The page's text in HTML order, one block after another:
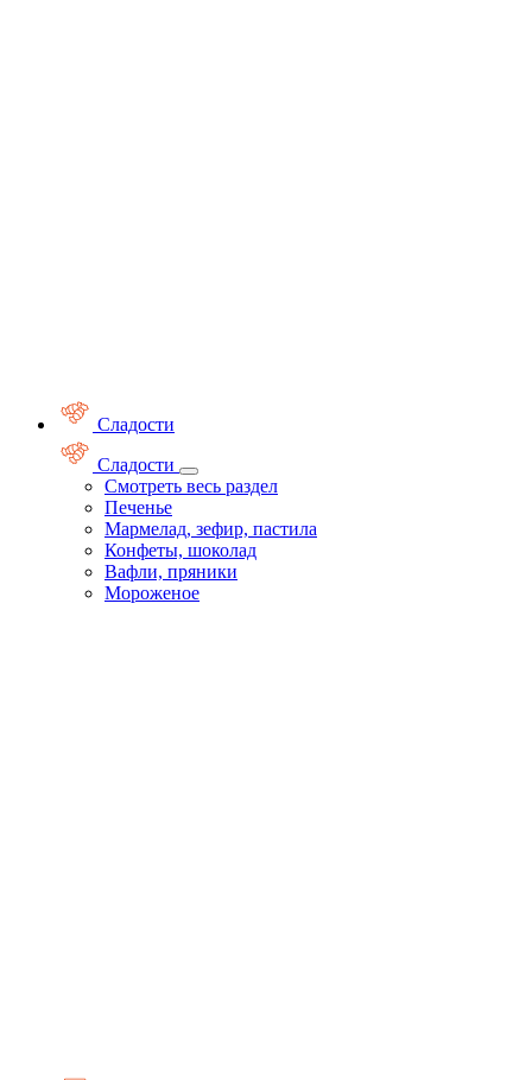
Сладости
Сладости
Смотреть весь раздел
Печенье
Мармелад, зефир, пастила
Конфеты, шоколад
Вафли, пряники
Мороженое